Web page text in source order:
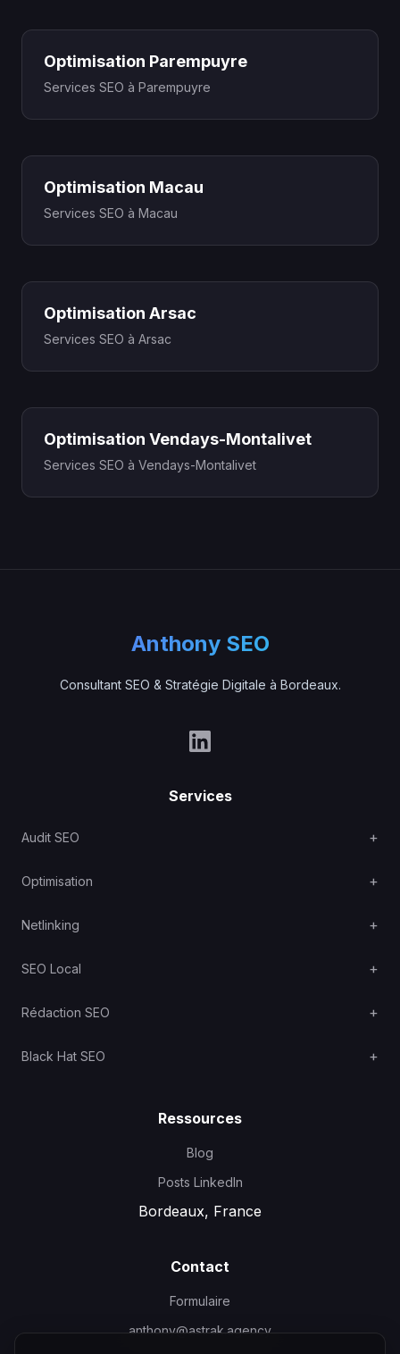
Optimisation Parempuyre
Services SEO à Parempuyre
Optimisation Macau
Services SEO à Macau
Optimisation Arsac
Services SEO à Arsac
Optimisation Vendays-Montalivet
Services SEO à Vendays-Montalivet
Anthony SEO
Consultant SEO & Stratégie Digitale à Bordeaux.
Services
Audit SEO
Optimisation
Netlinking
SEO Local
Rédaction SEO
Black Hat SEO
Ressources
Blog
Posts LinkedIn
Bordeaux, France
Contact
Formulaire
anthony@astrak.agency